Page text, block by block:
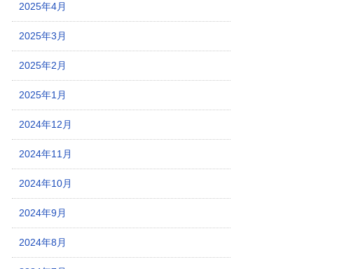
2025年4月
2025年3月
2025年2月
2025年1月
2024年12月
2024年11月
2024年10月
2024年9月
2024年8月